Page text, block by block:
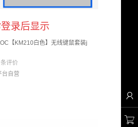
登录后显示
【KM210白色】无线键鼠套装j
条评价
台自营

